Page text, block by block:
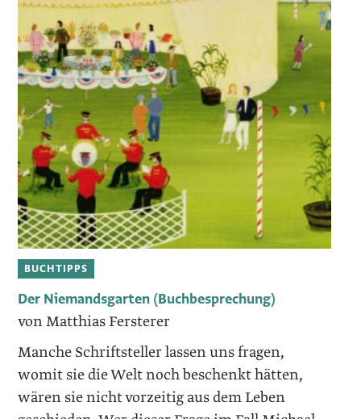
BUCHTIPPS
Der Niemandsgarten (Buchbesprechung)
von Matthias Fersterer
Manche Schriftsteller lassen uns fragen,
womit sie die Welt noch beschenkt hätten,
wären sie nicht vorzeitig aus dem Leben